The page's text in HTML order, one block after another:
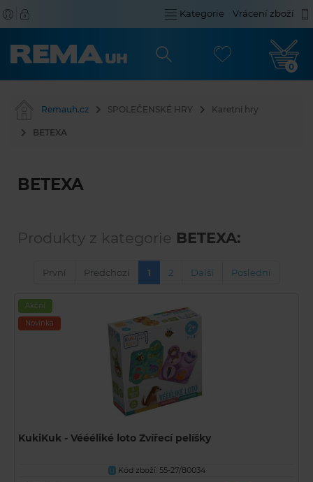
Kategorie Vrácení zboží
0
Remauh.cz SPOLEČENSKÉ HRY Karetní hry
BETEXA
BETEXA
Produkty z kategorie BETEXA:
První Předchozí 1 2 Další Poslední
Akční
Novinka
KukiKuk - Véééliké loto Zvířecí pelíšky
U Kód zboží: 55-27/80034